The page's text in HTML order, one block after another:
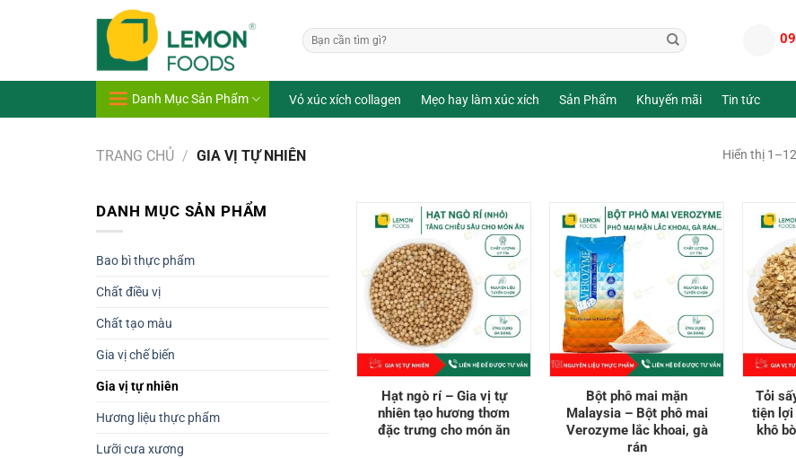
Tìm
kiếm:
Danh Mục Sản Phẩm Vỏ xúc xích collagen Mẹo hay làm xúc xích Sản Phẩm Khuyến mãi Tin tức
TRANG CHỦ / GIA VỊ TỰ NHIÊN Hiển thị
DANH MỤC SẢN PHẨM
Bao bì thực phẩm
Chất điều vị
Chất tạo màu
Gia vị chế biến
Gia vị tự nhiên
Hương liệu thực phẩm
Lưỡi cưa xương
Hạt ngò rí – Gia vị tự
nhiên tạo hương thơm
đặc trưng cho món ăn
Bột phô mai mặn
Malaysia – Bột phô mai
Verozyme lắc khoai, gà
rán
Tỏi
tiện lợi
khô